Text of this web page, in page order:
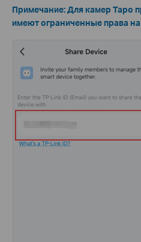
Примечание: Для камер Tapo
имеют ограниченные права